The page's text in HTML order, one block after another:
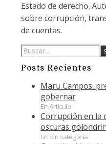
Estado de derecho.
sobre corrupción,
de cuentas.
Posts Recientes
Maru Campos:
gobernar
En Artículo
Corrupción en la
oscuras
En Sin categoría